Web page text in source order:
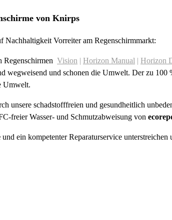
von Knirps
Nachhaltigkeit Vorreiter am Regenschirmmarkt:
Regenschirmen Vision | Horizon Manual | Horizon
wegweisend und schonen die Umwelt. Der zu 100
Umwelt.
unsere schadstofffreien und gesundheitlich
freier Wasser- und Schmutzabweisung von
und ein kompetenter Reparaturservice